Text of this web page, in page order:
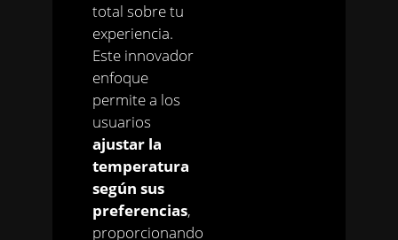
total sobre tu
experiencia.
Este innovador
enfoque
permite a los
usuarios
ajustar la
temperatura
según sus
preferencias,
proporcionando